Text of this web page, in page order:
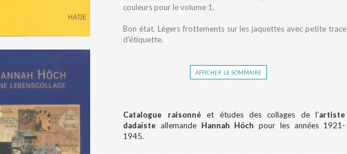
couleurs pour le volume 1.
Bon état. Légers frottements sur les jaquettes avec petite trace
d'étiquette.
afficher le sommaire
Catalogue raisonné et études des collages de l'artiste
dadaïste allemande Hannah Höch pour les années 1921-
1945.